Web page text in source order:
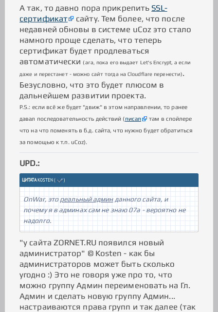
А так, то давно пора прикрепить SSL-
сертификат
сайту. Тем более, что после
недавней обновы в системе uCoz это стало
намного проще сделать, что теперь
сертификат будет продлеваться
автоматически (ага, пока его выдает Let's Encrypt, а если
даже и перестанет - можно сайт тогда на Cloudflare перенести).
Безусловно, что это будет плюсом в
дальнейшем развитии проекта.
P.S.: если всё же будет "движ" в этом направлении, то ранее
давал последовательность действий (писал
там в спойлере
что на что поменять в б.д. сайта, что нужно будет обратиться
за помощью к т.п. uCoz).
UPD.:
ЦИТАТАKOSTEN( )
OnWar, этореальный админданного сайта, и
почему я в админах сам не знаю 07a - вероятно не
надолго.
"у сайта ZORNET.RU появился новый
администратор" © Kosten - как бы
администраторов может быть сколько
угодно :) Это не говоря уже про то, что
можно группу Админ переименовать на Гл.
Админ и сделать новую группу Админ...
настраиваются права групп и так далее (так